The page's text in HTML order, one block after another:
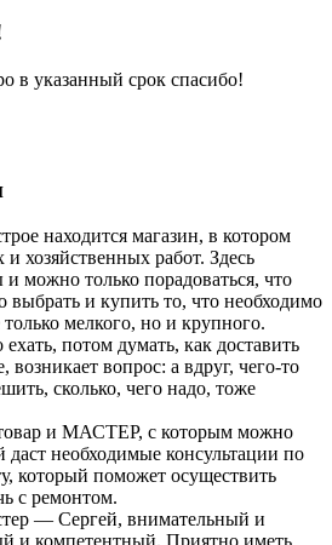
в указанный срок спасибо!
находится магазин, в котором
и хозяйственных работ. Здесь
можно только порадоваться, что
и купить то, что необходимо
мелкого, но и крупного.
потом думать, как доставить
вопрос: а вдруг, чего-то
сколько, чего надо, тоже
и МАСТЕР, с которым можно
даст необходимые консультации по
который поможет осуществить
с ремонтом.
— Сергей, внимательный и